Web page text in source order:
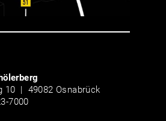
10 | 49082 Osnabrück
7000